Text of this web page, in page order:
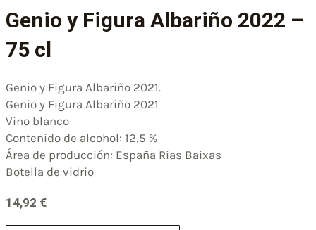
Genio y Figura Albariño 2022 –
75 cl
Genio y Figura Albariño 2021.
Genio y Figura Albariño 2021
Vino blanco
Contenido de alcohol: 12,5 %
Área de producción: España Rias Baixas
‎Botella de vidrio
14,92 €